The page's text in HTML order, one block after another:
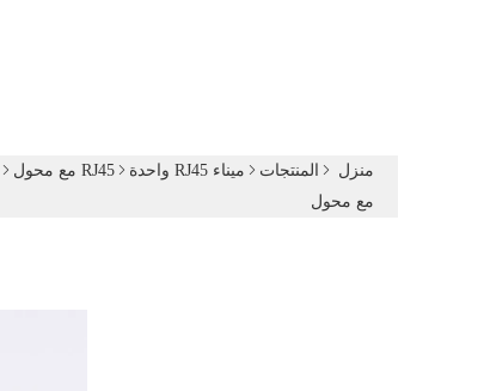
منزل المنتجات ميناء RJ45 واحدة RJ45 مع محول
مع محول